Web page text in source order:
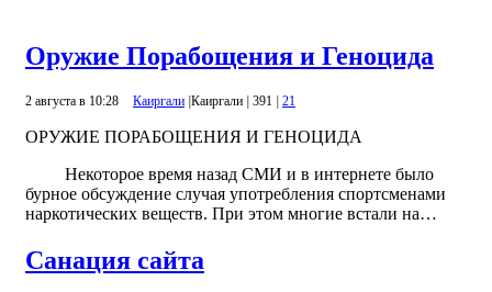
Оружие Порабощения и Геноцида
2 августа в 10:28 Каиргали |Каиргали | 391 | 21
ОРУЖИЕ ПОРАБОЩЕНИЯ И ГЕНОЦИДА
Некоторое время назад СМИ и в интернете было
бурное обсуждение случая употребления спортсменами
наркотических веществ. При этом многие встали на…
Санация сайта